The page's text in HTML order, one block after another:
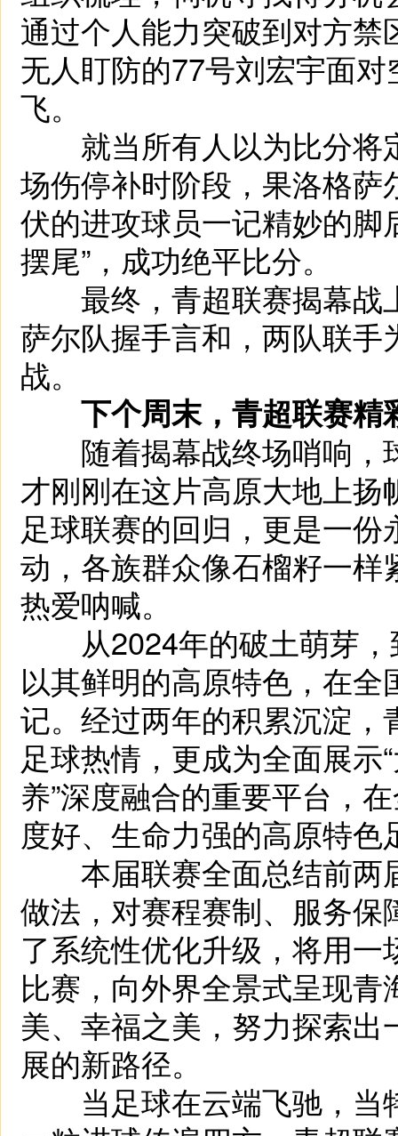
通过个人能力突破到对方
无人盯防的77号刘宏宇面
飞。
就当所有人以为比分将
场伤停补时阶段，果洛格
伏的进攻球员一记精妙的脚
摆尾”，成功绝平比分。
最终，青超联赛揭幕战
萨尔队握手言和，两队联
战。
下个周末，青超联赛精
随着揭幕战终场哨响，
才刚刚在这片高原大地上
足球联赛的回归，更是一
动，各族群众像石榴籽一
热爱呐喊。
从2024年的破土萌芽，
以其鲜明的高原特色，在
记。经过两年的积累沉淀
足球热情，更成为全面展示
养”深度融合的重要平台，
度好、生命力强的高原特色
本届联赛全面总结前两
做法，对赛程赛制、服务
了系统性优化升级，将用
比赛，向外界全景式呈现
美、幸福之美，努力探索
展的新路径。
当足球在云端飞驰，当